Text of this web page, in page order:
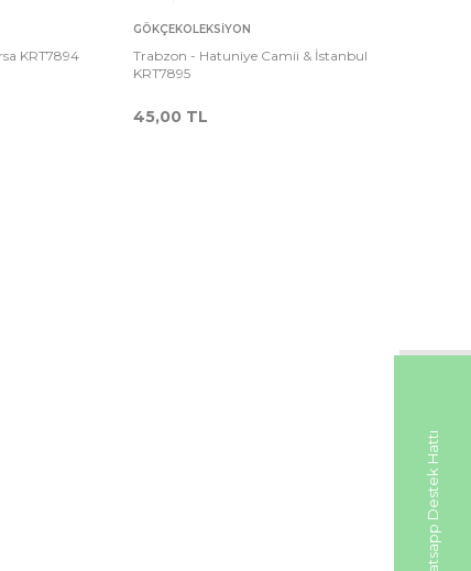
Whatsapp Destek Hattı
KRT7894
Sepete
Ekle
GÖKÇEKOLEKSIYON
Trabzon - Hatuniye Camii & İstanbul
KRT7895
45,00 TL